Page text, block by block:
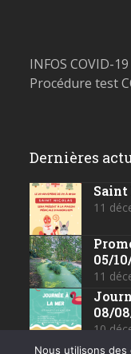
INFOS COVID-19
Procédure test
Dernières
Saint
11
05/
11
08/
10
Nous utilisons des